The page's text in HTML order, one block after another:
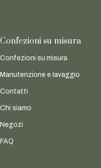
Confezioni su misura
Confezioni su misura
Manutenzione e lavaggio
Contatti
Chi siamo
Negozi
FAQ